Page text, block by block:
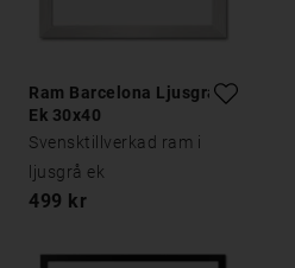
Ram Barcelona Ljusgrå
Ek 30x40
Svensktillverkad ram i
ljusgrå ek
499 kr